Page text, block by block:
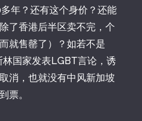
年？还有这个身价？还能
了香港后半区卖不完，个
就售罄了）？如若不是
国家发表LGBT言论，诱
消，也就没有中风新加坡
票。